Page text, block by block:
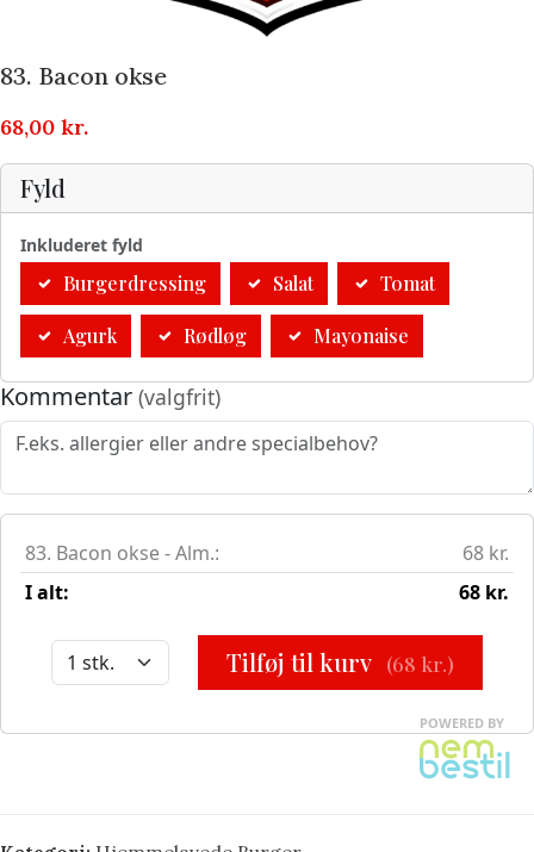
83. Bacon okse
68,00 kr.